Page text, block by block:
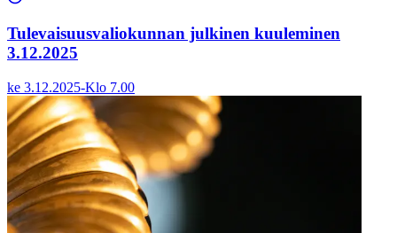
Tulevaisuusvaliokunnan julkinen kuuleminen
3.12.2025
ke 3.12.2025-Klo 7.00